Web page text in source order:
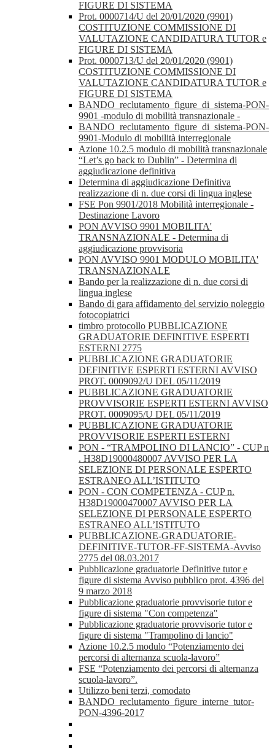
FIGURE DI SISTEMA
Prot. 0000714/U del 20/01/2020 (9901)
COSTITUZIONE COMMISSIONE DI
VALUTAZIONE CANDIDATURA TUTOR e
FIGURE DI SISTEMA
Prot. 0000713/U del 20/01/2020 (9901)
COSTITUZIONE COMMISSIONE DI
VALUTAZIONE CANDIDATURA TUTOR e
FIGURE DI SISTEMA
BANDO_reclutamento_figure_di_sistema-PON-
9901 -modulo di mobilità transnazionale -
BANDO_reclutamento_figure_di_sistema-PON-
9901-Modulo di mobilità interregionale
Azione 10.2.5 modulo di mobilità transnazionale
“Let’s go back to Dublin” - Determina di
aggiudicazione definitiva
Determina di aggiudicazione Definitiva
realizzazione di n. due corsi di lingua inglese
FSE Pon 9901/2018 Mobilità interregionale -
Destinazione Lavoro
PON AVVISO 9901 MOBILITA'
TRANSNAZIONALE - Determina di
aggiudicazione provvisoria
PON AVVISO 9901 MODULO MOBILITA'
TRANSNAZIONALE
Bando per la realizzazione di n. due corsi di
lingua inglese
Bando di gara affidamento del servizio noleggio
fotocopiatrici
timbro protocollo PUBBLICAZIONE
GRADUATORIE DEFINITIVE ESPERTI
ESTERNI 2775
PUBBLICAZIONE GRADUATORIE
DEFINITIVE ESPERTI ESTERNI AVVISO
PROT. 0009092/U DEL 05/11/2019
PUBBLICAZIONE GRADUATORIE
PROVVISORIE ESPERTI ESTERNI AVVISO
PROT. 0009095/U DEL 05/11/2019
PUBBLICAZIONE GRADUATORIE
PROVVISORIE ESPERTI ESTERNI
PON - “TRAMPOLINO DI LANCIO” - CUP n
. H38D19000480007 AVVISO PER LA
SELEZIONE DI PERSONALE ESPERTO
ESTRANEO ALL’ISTITUTO
PON - CON COMPETENZA - CUP n.
H38D19000470007 AVVISO PER LA
SELEZIONE DI PERSONALE ESPERTO
ESTRANEO ALL’ISTITUTO
PUBBLICAZIONE-GRADUATORIE-
DEFINITIVE-TUTOR-FF-SISTEMA-Avviso
2775 del 08.03.2017
Pubblicazione graduatorie Definitive tutor e
figure di sistema Avviso pubblico prot. 4396 del
9 marzo 2018
Pubblicazione graduatorie provvisorie tutor e
figure di sistema "Con competenza"
Pubblicazione graduatorie provvisorie tutor e
figure di sistema "Trampolino di lancio"
Azione 10.2.5 modulo “Potenziamento dei
percorsi di alternanza scuola-lavoro”
FSE “Potenziamento dei percorsi di alternanza
scuola-lavoro”.
Utilizzo beni terzi, comodato
BANDO_reclutamento_figure_interne_tutor-
PON-4396-2017